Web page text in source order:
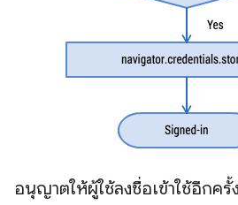
อนุญาตให้ผู้ใช้ลงชื่อเข้าใช้อีกครั้